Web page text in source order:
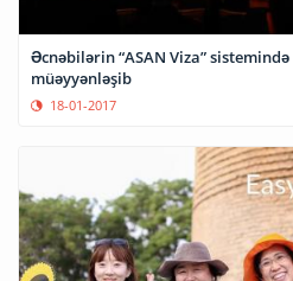
Əcnəbilərin “ASAN Viza”
müəyyənləşib
18-01-2017